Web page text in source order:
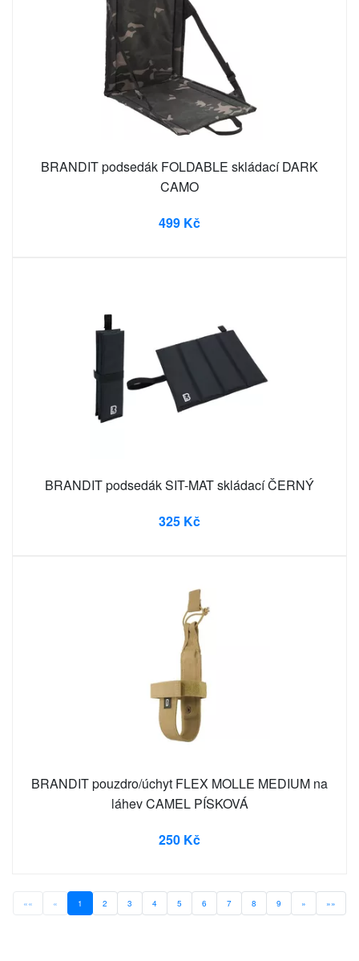
BRANDIT podsedák FOLDABLE skládací DARK
CAMO
499 Kč
BRANDIT podsedák SIT-MAT skládací ČERNÝ
325 Kč
BRANDIT pouzdro/úchyt FLEX MOLLE MEDIUM na
láhev CAMEL PÍSKOVÁ
250 Kč
«« « 1 2 3 4 5 6 7 8 9 » »»